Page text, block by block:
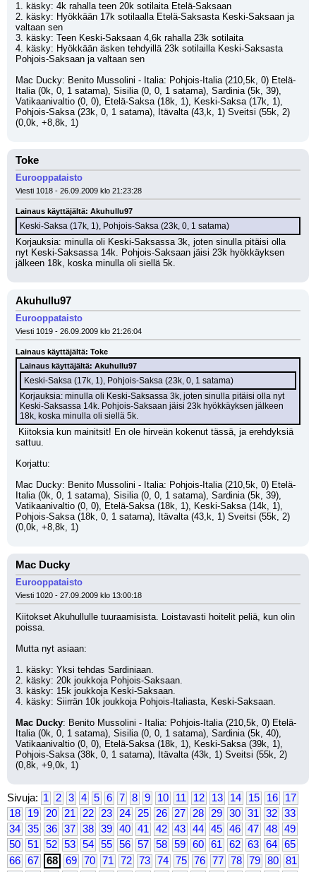
1. käsky: 4k rahalla teen 20k sotilaita Etelä-Saksaan
2. käsky: Hyökkään 17k sotilaalla Etelä-Saksasta Keski-Saksaan ja
valtaan sen
3. käsky: Teen Keski-Saksaan 4,6k rahalla 23k sotilaita
4. käsky: Hyökkään äsken tehdyillä 23k sotilailla Keski-Saksasta
Pohjois-Saksaan ja valtaan sen
Mac Ducky: Benito Mussolini - Italia: Pohjois-Italia (210,5k, 0) Etelä-
Italia (0k, 0, 1 satama), Sisilia (0, 0, 1 satama), Sardinia (5k, 39),
Vatikaanivaltio (0, 0), Etelä-Saksa (18k, 1), Keski-Saksa (17k, 1),
Pohjois-Saksa (23k, 0, 1 satama), Itävalta (43,k, 1) Sveitsi (55k, 2)
(0,0k, +8,8k, 1)
Toke
Eurooppataisto
Viesti 1018 - 26.09.2009 klo 21:23:28
Lainaus käyttäjältä: Akuhullu97
Keski-Saksa (17k, 1), Pohjois-Saksa (23k, 0, 1 satama)
Korjauksia: minulla oli Keski-Saksassa 3k, joten sinulla pitäisi olla
nyt Keski-Saksassa 14k. Pohjois-Saksaan jäisi 23k hyökkäyksen
jälkeen 18k, koska minulla oli siellä 5k.
Akuhullu97
Eurooppataisto
Viesti 1019 - 26.09.2009 klo 21:26:04
Lainaus käyttäjältä: Toke
Lainaus käyttäjältä: Akuhullu97
Keski-Saksa (17k, 1), Pohjois-Saksa (23k, 0, 1 satama)
Korjauksia: minulla oli Keski-Saksassa 3k, joten sinulla pitäisi olla nyt
Keski-Saksassa 14k. Pohjois-Saksaan jäisi 23k hyökkäyksen jälkeen
18k, koska minulla oli siellä 5k.
sattuu.
Korjattu:
Mac Ducky: Benito Mussolini - Italia: Pohjois-Italia (210,5k, 0) Etelä-
Italia (0k, 0, 1 satama), Sisilia (0, 0, 1 satama), Sardinia (5k, 39),
Vatikaanivaltio (0, 0), Etelä-Saksa (18k, 1), Keski-Saksa (14k, 1),
Pohjois-Saksa (18k, 0, 1 satama), Itävalta (43,k, 1) Sveitsi (55k, 2)
(0,0k, +8,8k, 1)
Mac Ducky
Eurooppataisto
Viesti 1020 - 27.09.2009 klo 13:00:18
Kiitokset Akuhullulle tuuraamisista. Loistavasti hoitelit peliä, kun olin
poissa.
Mutta nyt asiaan:
1. käsky: Yksi tehdas Sardiniaan.
2. käsky: 20k joukkoja Pohjois-Saksaan.
3. käsky: 15k joukkoja Keski-Saksaan.
4. käsky: Siirrän 10k joukkoja Pohjois-Italiasta, Keski-Saksaan.
Mac Ducky: Benito Mussolini - Italia: Pohjois-Italia (210,5k, 0) Etelä-
Italia (0k, 0, 1 satama), Sisilia (0, 0, 1 satama), Sardinia (5k, 40),
Vatikaanivaltio (0, 0), Etelä-Saksa (18k, 1), Keski-Saksa (39k, 1),
Pohjois-Saksa (38k, 0, 1 satama), Itävalta (43k, 1) Sveitsi (55k, 2)
(0,8k, +9,0k, 1)
Sivuja: 1 2 3 4 5 6 7 8 9 10 11 12 13 14 15 16
17
18
19 20 21 22 23 24 25 26 27 28 29 30 31 32
33
34
35 36 37 38 39 40 41 42 43 44 45 46 47 48
49
50
51 52 53 54 55 56 57 58 59 60 61 62 63 64
65
66
67 68 69 70 71 72 73 74 75 76 77 78 79 80
81